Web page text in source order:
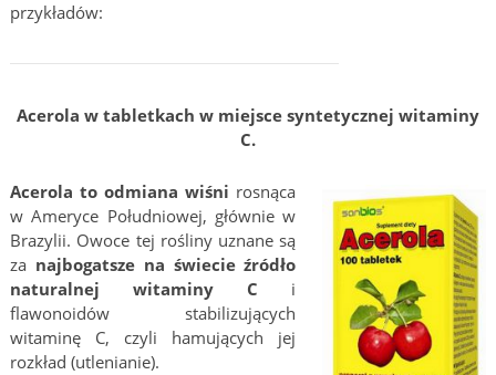
przykładów:
Acerola w tabletkach w miejsce syntetycznej witaminy
C.
Acerola to odmiana wiśni rosnąca
w Ameryce Południowej, głównie w
Brazylii. Owoce tej rośliny uznane są
za najbogatsze na świecie źródło
naturalnej witaminy C i
flawonoidów stabilizujących
witaminę C, czyli hamujących jej
rozkład (utlenianie).